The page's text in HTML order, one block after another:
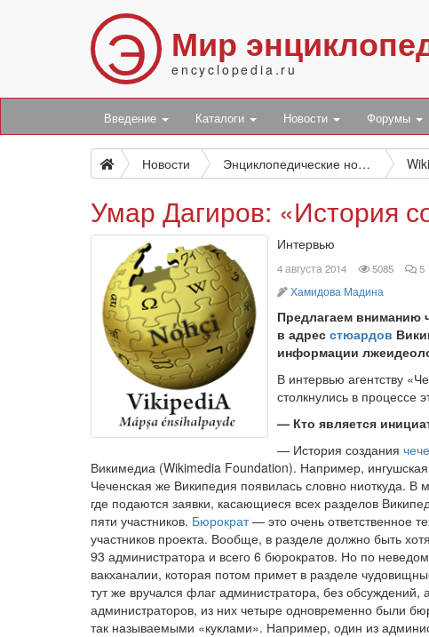
Э Мир
encyclopedia.ru
Введение Каталоги Новости Форумы
Новости Энциклопедические новости
Умар Дагиров: «История
Интервью
4 августа 2014 просмотров
5085
5
автор
Хамидова Мадина
Предлагаем вниманию
в адрес стюардов
информации
В интервью агентству
столкнулись в процессе
— Кто является
— История создания
Викимедиа (Wikimedia Foundation). Например, ингушская
Чеченская же Википедия появилась словно ниоткуда. В
где подаются заявки, касающиеся всех разделов
пяти участников. Бюрократ— это очень ответственное
участников проекта. Вообще, в разделе должно быть
93 администратора и всего 6 бюрократов. Но по
вакханалии, которая потом примет в разделе
тут же вручался флаг администратора, без
администраторов, из них четыре одновременно были
так называемыми «куклами». Например, один из